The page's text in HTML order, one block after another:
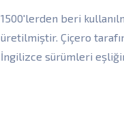
1500'lerden beri
üretilmiştir. Çiçero
İngilizce sürümleri